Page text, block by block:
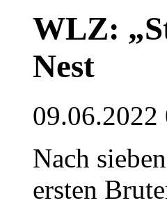
WLZ:
Nest
09.06.2022
Nach
ersten